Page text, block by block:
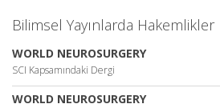
Bilimsel Yayınlarda Hakemlikler
WORLD NEUROSURGERY
SCI Kapsamındaki Dergi
WORLD NEUROSURGERY